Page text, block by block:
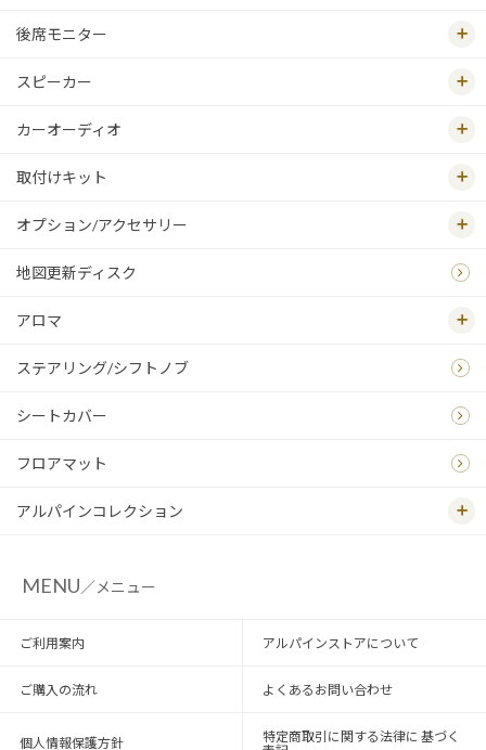
後席モニター
スピーカー
カーオーディオ
取付けキット
オプション/アクセサリー
地図更新ディスク
アロマ
ステアリング/シフトノブ
シートカバー
フロアマット
アルパインコレクション
MENU／メニュー
ご利用案内 アルパインストアについて
ご購入の流れ よくあるお問い合わせ
個人情報保護方針
特定商取引に関する法律に 基づく